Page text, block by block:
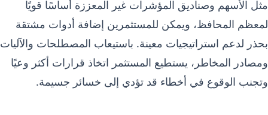
مثل الأسهم وصناديق المؤشرات غير المعززة أساسًا قويًا
لمعظم المحافظ، ويمكن للمستثمرين إضافة أدوات مشتقة
بحذر لدعم استراتيجيات معينة. باستيعاب المصطلحات والآليات
ومصادر المخاطر، يستطيع المستثمر اتخاذ قرارات أكثر وعيًا
وتجنب الوقوع في أخطاء قد تؤدي إلى خسائر جسيمة.